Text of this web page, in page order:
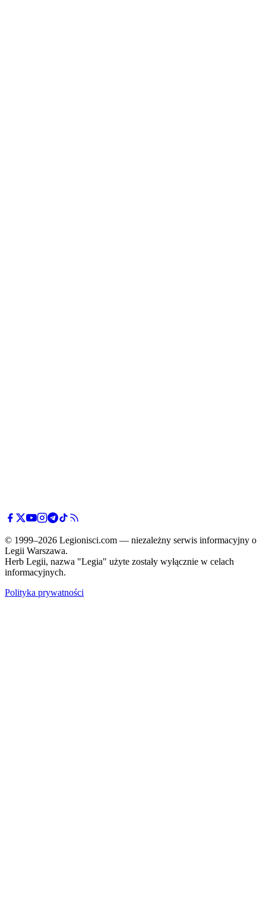
© 1999–2026 Legionisci.com — niezależny serwis informacyjny o
Legii Warszawa.
Herb Legii, nazwa "Legia" użyte zostały wyłącznie w celach
informacyjnych.
Polityka prywatności